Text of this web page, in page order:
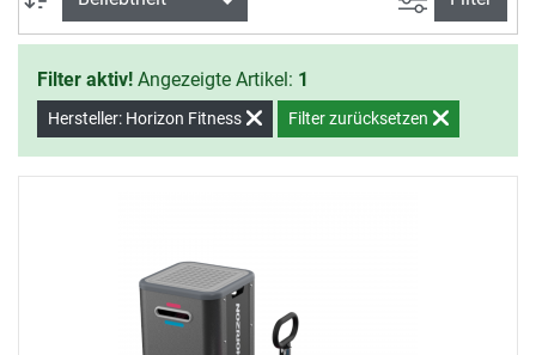
Trainingsziele fast von alleine. Sie
müssen nur noch den Willen zeigen,
mit dem Training zu beginnen.
Filter aktiv! Angezeigte Artikel: 1
Hersteller: Horizon Fitness Filter zurücksetzen